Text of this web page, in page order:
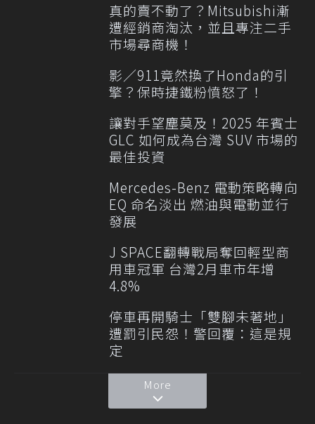
真的賣不動了？Mitsubishi漸
遭經銷商淘汰，並且專注二手
市場尋商機！
影／911竟然換了Honda的引
擎？保時捷鐵粉憤怒了！
讓對手望塵莫及！2025 年賓士
GLC 如何成為台灣 SUV 市場的
最佳投資
Mercedes-Benz 電動策略轉向
EQ 命名淡出 燃油與電動並行
發展
J SPACE翻轉戰局奪回輕型商
用車冠軍 台灣2月車市年增
4.8%
停車再開騎士「雙腳未著地」
遭罰引民怨！警回覆：這是規
定
More